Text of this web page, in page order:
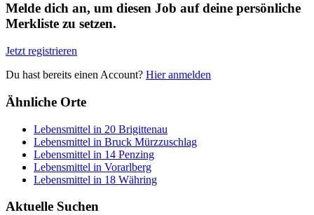
Melde dich an, um diesen Job auf deine persönliche
Merkliste zu setzen.
Jetzt registrieren
Du hast bereits einen Account? Hier anmelden
Ähnliche Orte
Lebensmittel in 20 Brigittenau
Lebensmittel in Bruck Mürzzuschlag
Lebensmittel in 14 Penzing
Lebensmittel in Vorarlberg
Lebensmittel in 18 Währing
Aktuelle Suchen